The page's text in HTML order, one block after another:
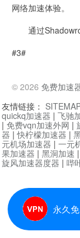
网络加速体验。
通过
#3#
© 2026 免费加速
永久
友情链接：
quickq加速器 | 飞驰
| 免费vqn加速外网 |
器 |快柠檬加速器 |
元机场加速器 | 一元
果加速器 | 黑洞加速 |
旋风加速器度器 | 哔